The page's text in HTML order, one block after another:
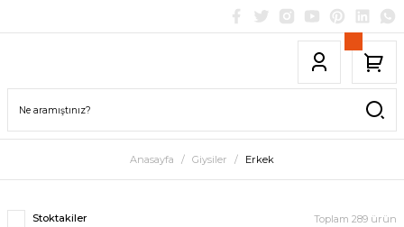
Anasayfa Giysiler Erkek
Stoktakiler Toplam 289 ürün